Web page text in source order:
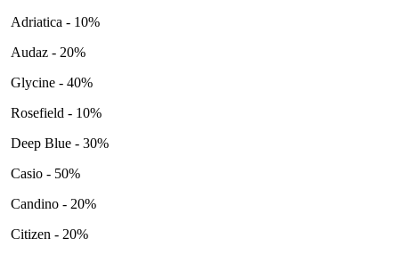
Adriatica - 10%
Audaz - 20%
Glycine - 40%
Rosefield - 10%
Deep Blue - 30%
Casio - 50%
Candino - 20%
Citizen - 20%